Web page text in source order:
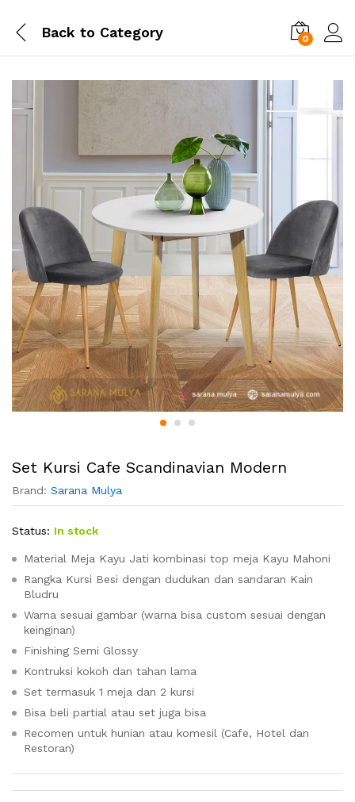
Back to Category 0
Set Kursi Cafe Scandinavian Modern
Brand: Sarana Mulya
Status: In stock
Material Meja Kayu Jati kombinasi top meja Kayu Mahoni
Rangka Kursi Besi dengan dudukan dan sandaran Kain
Bludru
Warna sesuai gambar (warna bisa custom sesuai dengan
keinginan)
Finishing Semi Glossy
Kontruksi kokoh dan tahan lama
Set termasuk 1 meja dan 2 kursi
Bisa beli partial atau set juga bisa
Recomen untuk hunian atau komesil (Cafe, Hotel dan
Restoran)